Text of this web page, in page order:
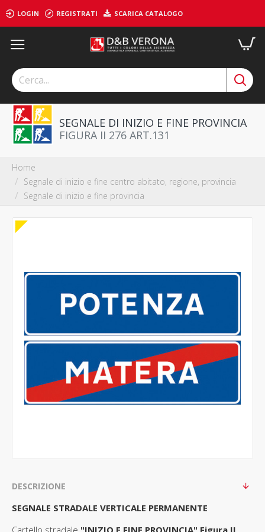
LOGIN REGISTRATI SCARICA CATALOGO
Home
Segnale di inizio e fine centro abitato, regione, provincia
Segnale di inizio e fine provincia
SEGNALE DI INIZIO E FINE PROVINCIA
FIGURA II 276 ART.131
DESCRIZIONE
SEGNALE STRADALE VERTICALE PERMANENTE
Cartello stradale "INIZIO E FINE PROVINCIA" Figura II